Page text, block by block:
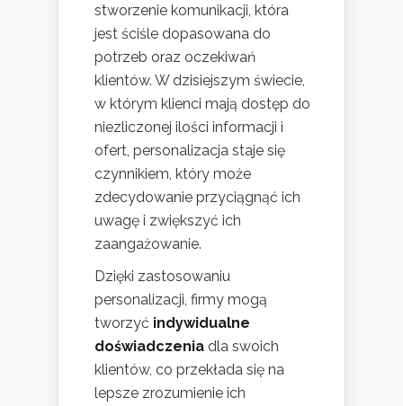
stworzenie komunikacji, która
jest ściśle dopasowana do
potrzeb oraz oczekiwań
klientów. W dzisiejszym świecie,
w którym klienci mają dostęp do
niezliczonej ilości informacji i
ofert, personalizacja staje się
czynnikiem, który może
zdecydowanie przyciągnąć ich
uwagę i zwiększyć ich
zaangażowanie.
Dzięki zastosowaniu
personalizacji, firmy mogą
tworzyć indywidualne
doświadczenia dla swoich
klientów, co przekłada się na
lepsze zrozumienie ich